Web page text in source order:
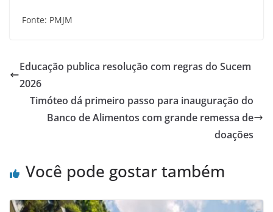
Fonte: PMJM
Educação publica resolução com regras do Sucem
2026
Timóteo dá primeiro passo para inauguração do
Banco de Alimentos com grande remessa de
doações
Você pode gostar também